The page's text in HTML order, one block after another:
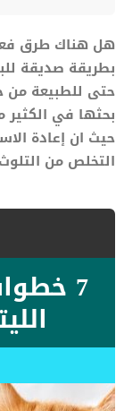
هل هناك طرق
بطريقة صديقة
حتى للطبيعة من
بحثها في الكثير
حيث ان إعادة
التخلص من
7